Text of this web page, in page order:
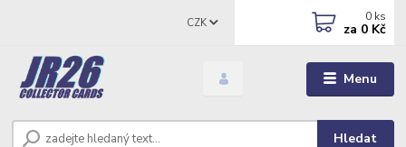
Menu
CZK
Hledat
0 ks
za 0 Kč